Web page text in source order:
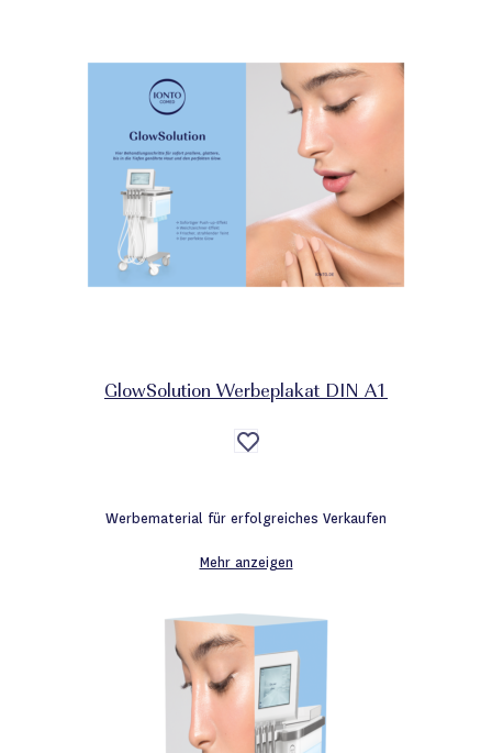
GlowSolution Werbeplakat DIN A1
Auf
die
Werbematerial für erfolgreiches Verkaufen
Mehr anzeigen